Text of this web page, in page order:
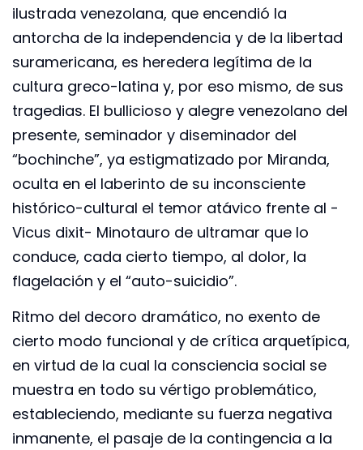
ilustrada venezolana, que encendió la
antorcha de la independencia y de la libertad
suramericana, es heredera legítima de la
cultura greco-latina y, por eso mismo, de sus
tragedias. El bullicioso y alegre venezolano del
presente, seminador y diseminador del
“bochinche”, ya estigmatizado por Miranda,
oculta en el laberinto de su inconsciente
histórico-cultural el temor atávico frente al -
Vicus dixit- Minotauro de ultramar que lo
conduce, cada cierto tiempo, al dolor, la
flagelación y el “auto-suicidio”.
Ritmo del decoro dramático, no exento de
cierto modo funcional y de crítica arquetípica,
en virtud de la cual la consciencia social se
muestra en todo su vértigo problemático,
estableciendo, mediante su fuerza negativa
inmanente, el pasaje de la contingencia a la